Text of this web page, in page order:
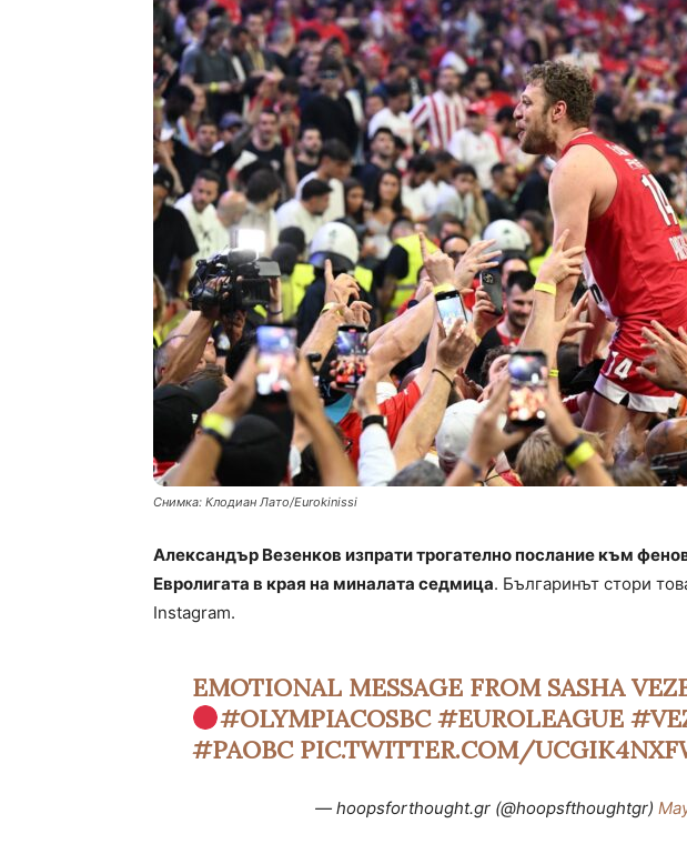
Снимка: Клодиан Лато/Eurokinissi
Александър Везенков изпрати трогателно послание към
Евролигата в края на миналата седмица. Българинът стори
Instagram.
EMOTIONAL MESSAGE FROM SASHA
#OLYMPIACOSBC #EUROLEAGUE
#PAOBC PIC.TWITTER.COM/
— hoopsforthought.gr (@hoopsfthoughtgr)